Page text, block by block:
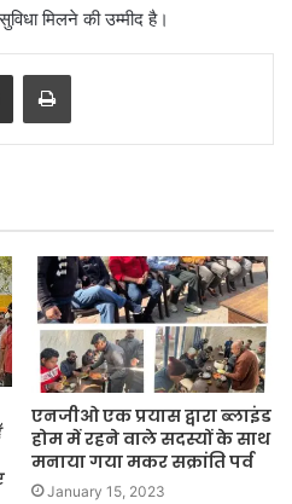
मिलने की उम्मीद है।
Share via Email Print
एनजीओ एक प्रयास द्वारा ब्लाइंड
होम में रहने वाले सदस्यों के साथ
मनाया गया मकर सक्रांति पर्व
January 15, 2023